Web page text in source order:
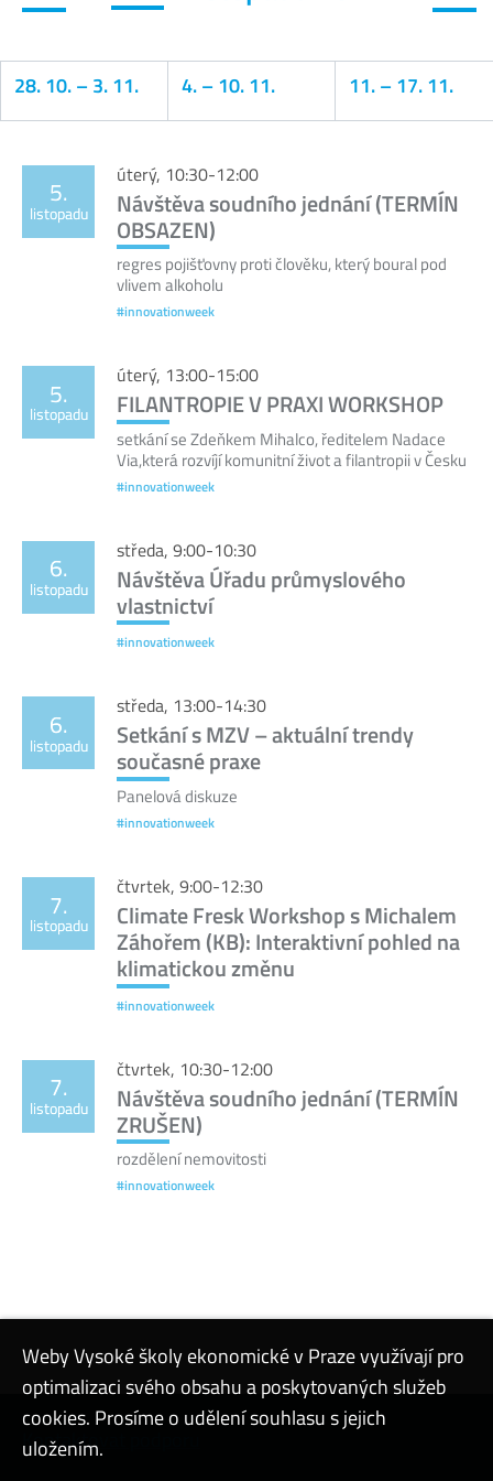
28. 10.–3. 11. 4.–10. 11. 11.–17. 11.
Kalendář
5.
listopadu
úterý, 10:30-12:00
Návštěva soudního jednání (TERMÍN
OBSAZEN)
regres pojišťovny proti člověku, který boural pod
vlivem alkoholu
#innovationweek
5.
listopadu
úterý, 13:00-15:00
FILANTROPIE V PRAXI WORKSHOP
setkání se Zdeňkem Mihalco, ředitelem Nadace
Via,která rozvíjí komunitní život a filantropii v Česku
#innovationweek
6.
listopadu
středa, 9:00-10:30
Návštěva Úřadu průmyslového
vlastnictví
#innovationweek
6.
listopadu
středa, 13:00-14:30
Setkání s MZV – aktuální trendy
současné praxe
Panelová diskuze
#innovationweek
7.
listopadu
čtvrtek, 9:00-12:30
Climate Fresk Workshop s Michalem
Záhořem (KB): Interaktivní pohled na
klimatickou změnu
#innovationweek
7.
listopadu
čtvrtek, 10:30-12:00
Návštěva soudního jednání (TERMÍN
ZRUŠEN)
rozdělení nemovitosti
#innovationweek
Kontaktovat podporu
Weby Vysoké školy ekonomické v Praze využívají pro
optimalizaci svého obsahu a poskytovaných služeb
cookies. Prosíme o udělení souhlasu s jejich
uložením.